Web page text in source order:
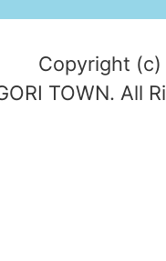
Copyright (c)
TOWN. All